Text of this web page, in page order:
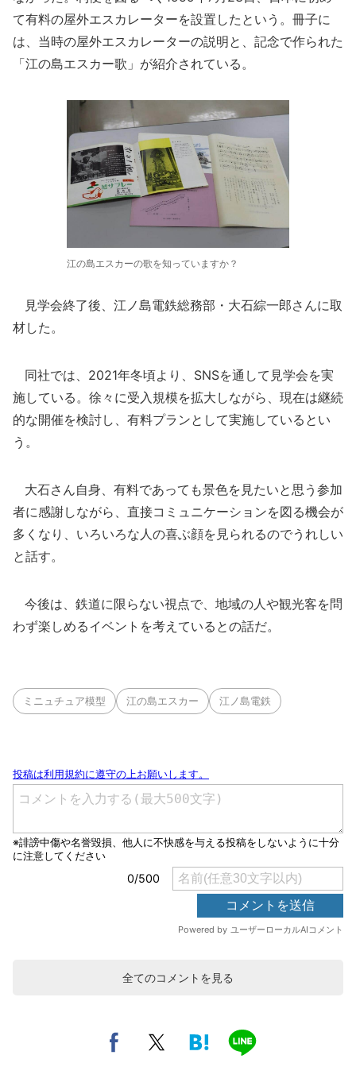
て有料の屋外エスカレーターを設置したという。冊子に
は、当時の屋外エスカレーターの説明と、記念で作られた
「江の島エスカー歌」が紹介されている。
江の島エスカーの歌を知っていますか？
見学会終了後、江ノ島電鉄総務部・大石綜一郎さんに取
材した。
同社では、2021年冬頃より、SNSを通して見学会を実
施している。徐々に受入規模を拡大しながら、現在は継続
的な開催を検討し、有料プランとして実施しているとい
う。
大石さん自身、有料であっても景色を見たいと思う参加
者に感謝しながら、直接コミュニケーションを図る機会が
多くなり、いろいろな人の喜ぶ顔を見られるのでうれしい
と話す。
今後は、鉄道に限らない視点で、地域の人や観光客を問
わず楽しめるイベントを考えているとの話だ。
ミニュチュア模型 江の島エスカー 江ノ島電鉄
全てのコメントを見る